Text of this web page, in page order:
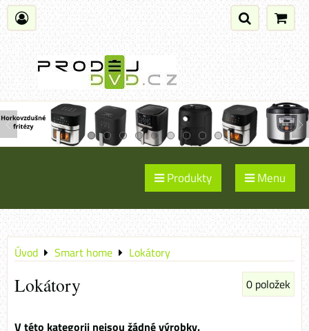
Produkty Menu
Úvod Smart home Lokátory
Lokátory 0 položek